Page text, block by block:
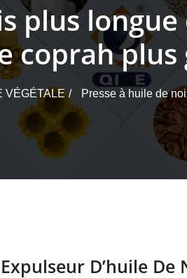
plus
coprah plus
VÉGÉTALE Presse à huile de
D’huile De